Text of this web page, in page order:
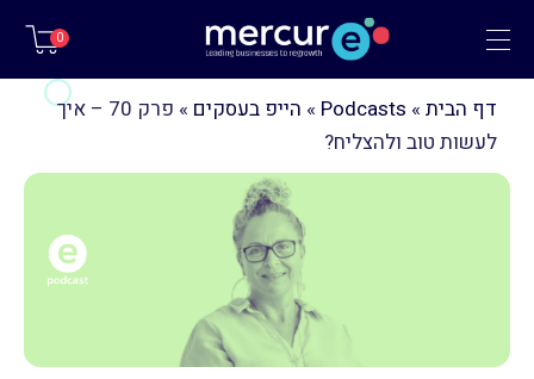
תפריט 0
דף הבית »
Podcasts
» הייפ בעסקים »
פרק 70 – איך
לעשות טוב ולהצליח?